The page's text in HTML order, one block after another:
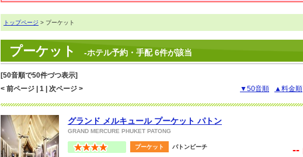
トップページ > プーケット
プーケット -ホテル予約・手配 6件が該当
[50音順で50件づつ表示]
< 前ページ | 1 | 次ページ >
▼50音順 ▲料金順
グランド メルキュール プーケット パトン
GRAND MERCURE PHUKET PATONG
プーケット パトンビーチ --